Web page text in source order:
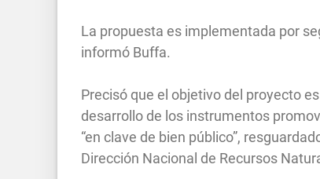
La propuesta es implementada por
informó Buffa.
Precisó que el objetivo del proyecto
desarrollo de los instrumentos
“en clave de bien público”,
Dirección Nacional de Recursos